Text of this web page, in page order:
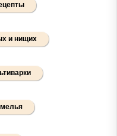
и нищих